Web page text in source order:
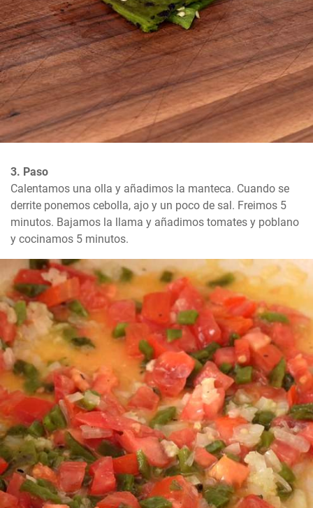
3. Paso
Calentamos una olla y añadimos la manteca. Cuando se
derrite ponemos cebolla, ajo y un poco de sal. Freimos 5
minutos. Bajamos la llama y añadimos tomates y poblano
y cocinamos 5 minutos.